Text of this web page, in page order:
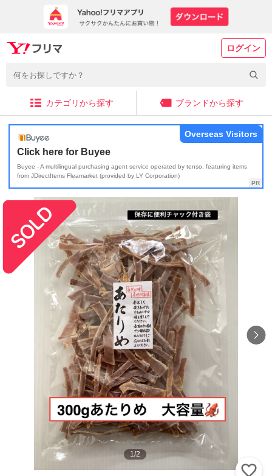
ログイン
カテゴリから探す ブランドから探す
Click here for Buyee
Buyee - A multilingual purchasing agent service operated by tenso, featuring items
from JDirectItems Fleamarket (provided by LY Corporation)
Overseas Visitors
1/2